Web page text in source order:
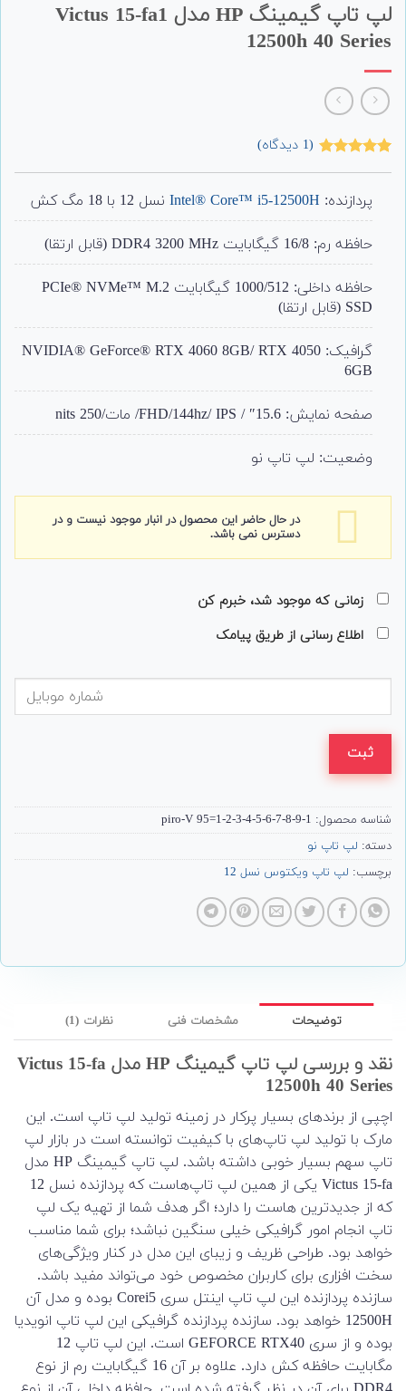
لپ تاپ گیمینگ HP مدل Victus 15-fa1
12500h 40 Series
مشتری
(
1 دیدگاه)
پردازنده: Intel® Core™ i5-12500Hنسل 12 با 18 مگ کش
حافظه رم: 16/8 گیگابایت DDR4 3200 MHz (قابل ارتقا)
حافظه داخلی: 1000/512 گیگابایت PCIe® NVMe™ M.2
SSD (قابل ارتقا)
گرافیک: NVIDIA® GeForce® RTX 4060 8GB/ RTX 4050
6GB
صفحه نمایش: 15.6″ / FHD/144hz/ IPS/ مات/250 nits
وضعیت: لپ تاپ نو
در حال حاضر این محصول در انبار موجود نیست و در
دسترس نمی باشد.
زمانی که موجود شد، خبرم کن
اطلاع رسانی از طریق پیامک
ثبت
شناسه محصول: piro-V 95=1-2-3-4-5-6-7-8-9-1
دسته: لپ تاپ نو
برچسب: لپ تاپ ویکتوس نسل 12
توضیحات مشخصات فنی نظرات (1)
نقد و بررسی لپ تاپ گیمینگ HP مدل Victus 15-fa
12500h 40 Series
اچپی از برندهای بسیار پرکار در زمینه تولید لپ تاپ است. این
مارک با تولید لپ تاپ‌های با کیفیت توانسته است در بازار لپ
تاپ سهم بسیار خوبی داشته باشد. لپ تاپ گیمینگ HP مدل
Victus 15-fa یکی از همین لپ تاپ‌هاست که پردازنده نسل 12
که از جدیدترین هاست را دارد؛ اگر هدف شما از تهیه یک لپ
تاپ انجام امور گرافیکی خیلی سنگین نباشد؛ برای شما مناسب
خواهد بود. طراحی ظریف و زیبای این مدل در کنار ویژگی‌های
سخت افزاری برای کاربران مخصوص خود می‌تواند مفید باشد.
سازنده پردازنده این لپ تاپ اینتل سری Corei5 بوده و مدل آن
12500H خواهد بود. سازنده پردازنده گرافیکی این لپ تاپ انویدیا
بوده و از سری GEFORCE RTX40 است. این لپ تاپ 12
مگابایت حافظه کش دارد. علاوه بر آن 16 گیگابایت رم از نوع